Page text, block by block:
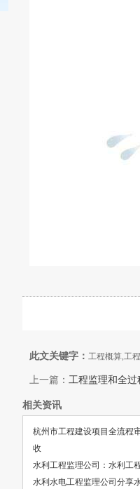
此文关键字： 工程概算,工
上一篇： 工程监理和全
相关资讯
杭州市工程建设项目全流程
收
水利工程监理公司：水利工
水利水电工程监理公司分享